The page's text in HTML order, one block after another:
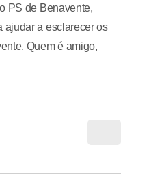
PS de Benavente,
ajudar a esclarecer os
Quem é amigo,